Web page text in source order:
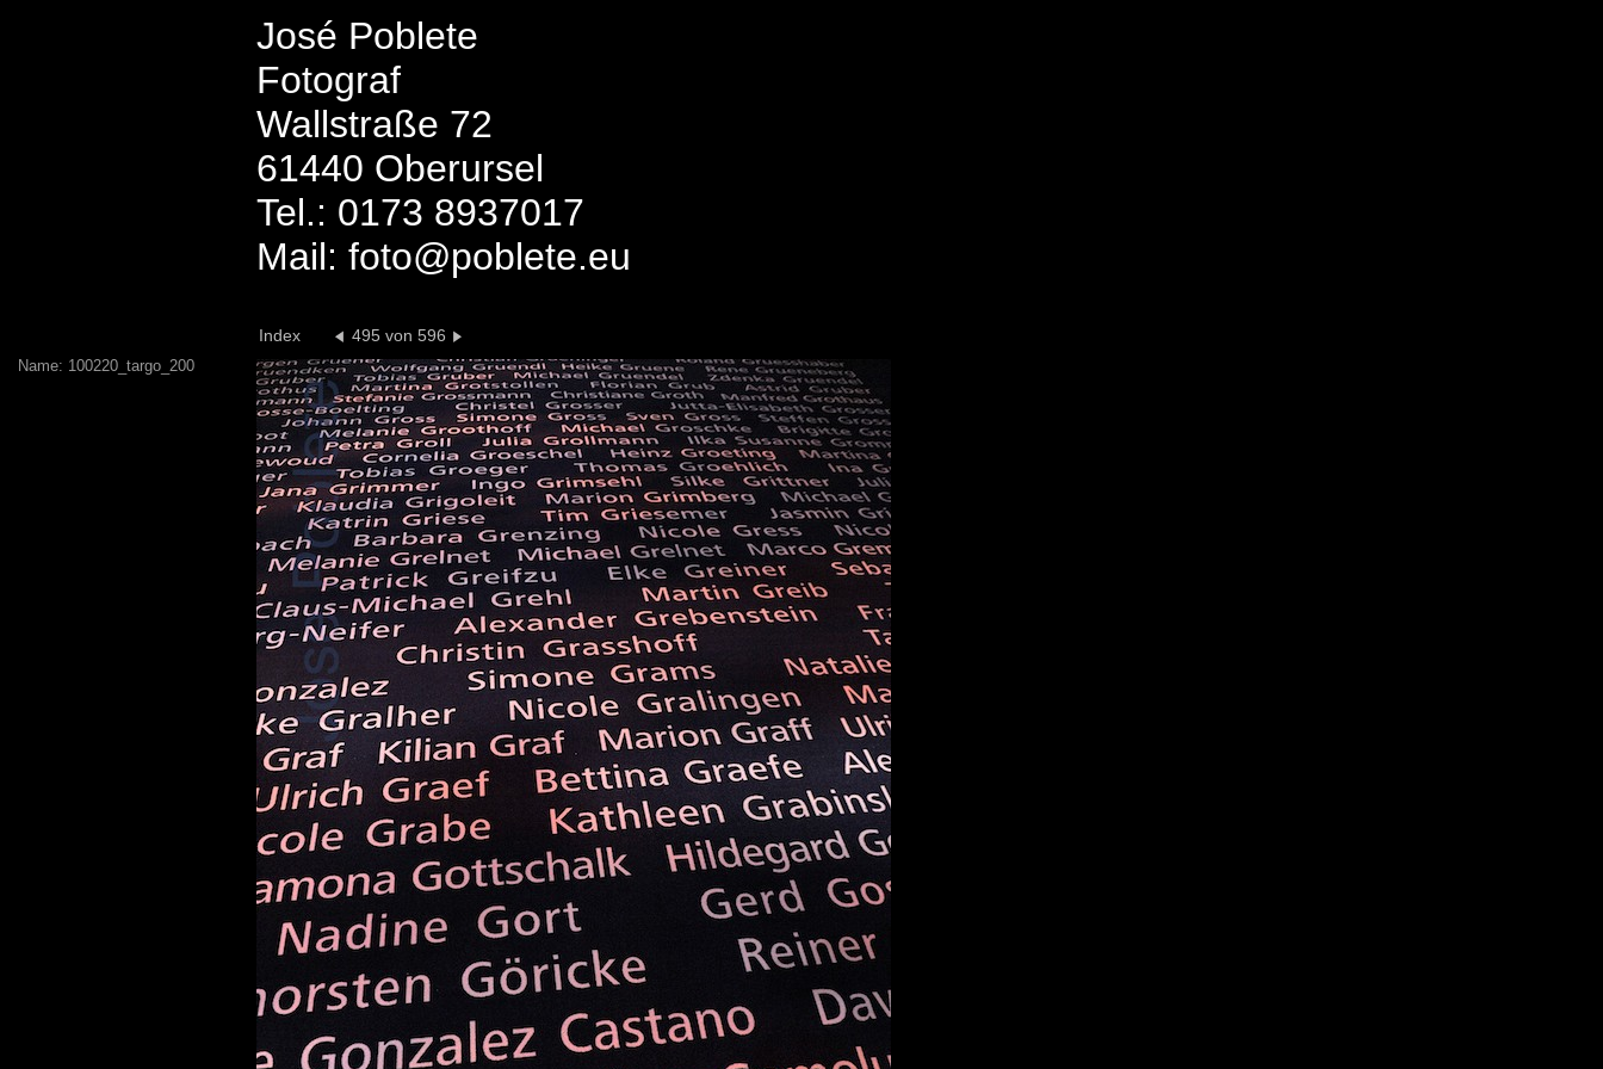
José Poblete
Fotograf
Wallstraße 72
61440 Oberursel
Tel.: 0173 8937017
Mail: foto@poblete.eu
Index 495 von 596
Name: 100220_targo_200